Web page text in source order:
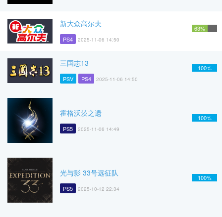
新大众高尔夫
PS4 2025-11-06 14:50
63%
三国志13
PSV PS4 2025-11-06 14:50
100%
霍格沃茨之遗
PS5 2025-11-06 14:49
100%
光与影 33号远征队
PS5 2025-10-12 22:34
100%